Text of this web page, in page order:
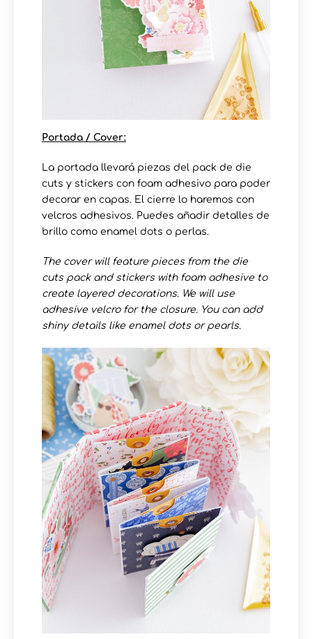
Portada / Cover:
La portada llevará piezas del pack de die
cuts y stickers con foam adhesivo para poder
decorar en capas. El cierre lo haremos con
velcros adhesivos. Puedes añadir detalles de
brillo como enamel dots o perlas.
The cover will feature pieces from the die
cuts pack and stickers with foam adhesive to
create layered decorations. We will use
adhesive velcro for the closure. You can add
shiny details like enamel dots or pearls.